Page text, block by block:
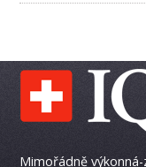
Mimořádně